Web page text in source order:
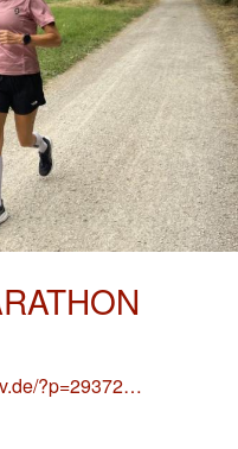
?p=29372…